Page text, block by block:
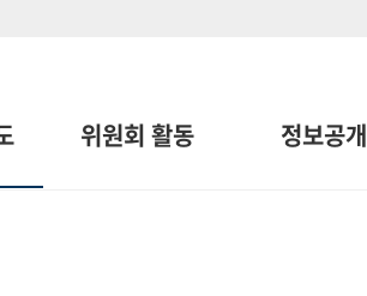
위원회 활동 정보공개